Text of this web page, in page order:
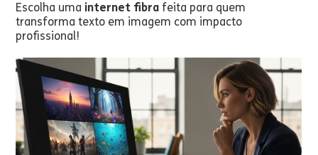
Escolha uma internet fibra feita para quem
transforma texto em imagem com impacto
profissional!